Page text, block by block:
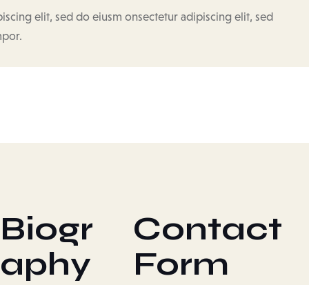
elit, sed do eiusm onsectetur adipiscing elit, sed
Biogr
aphy
Contact
Form